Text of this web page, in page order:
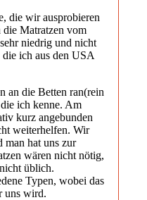
die wir ausprobieren
Matratzen vom
niedrig und nicht
ich aus den USA
an die Betten ran(rein
ich kenne. Am
kurz angebunden
weiterhelfen. Wir
man hat uns zur
wären nicht nötig,
üblich.
Typen, wobei das
uns wird.